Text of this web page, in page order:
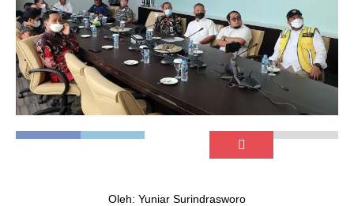
Oleh: Yuniar Surindrasworo